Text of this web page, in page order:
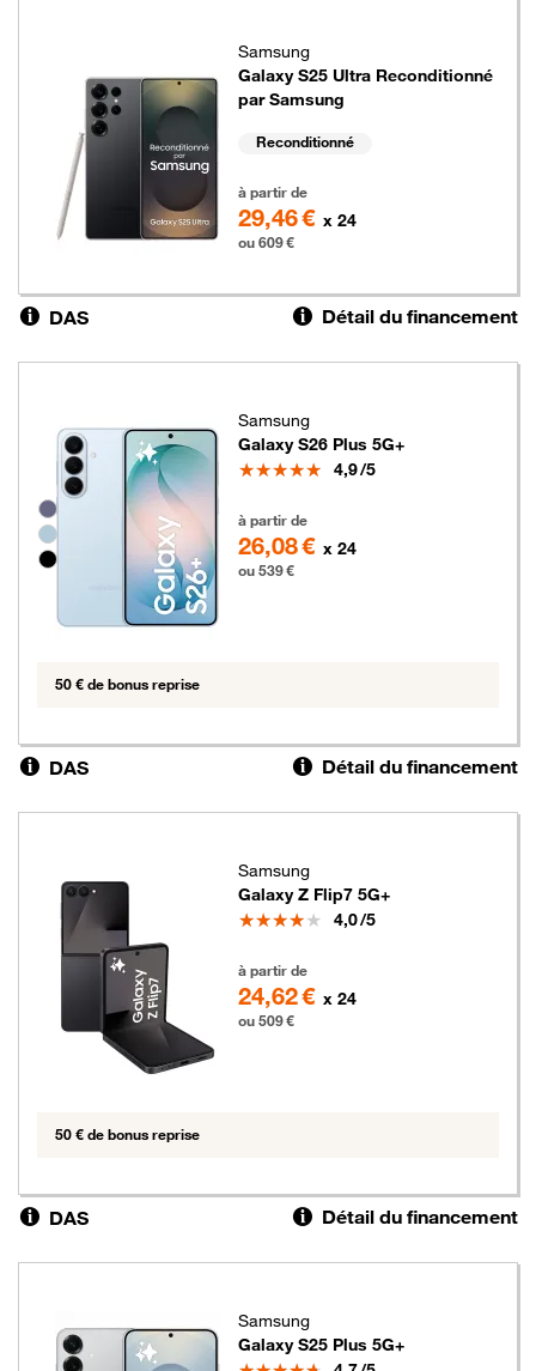
Samsung
Galaxy S25 Ultra Reconditionné
par Samsung
Reconditionné
à partir de
29,46 € x 24
ou 609 €
DAS Détail du financement
Groupe de couleurs disponibles non sélectionnables
Samsung
Galaxy S26 Plus 5G+
Note
4,9/5
à partir de
26,08 € x 24
ou 539 €
50 € de bonus reprise
DAS Détail du financement
Samsung
Galaxy Z Flip7 5G+
Note
4,0/5
à partir de
24,62 € x 24
ou 509 €
50 € de bonus reprise
DAS Détail du financement
Samsung
Galaxy S25 Plus 5G+